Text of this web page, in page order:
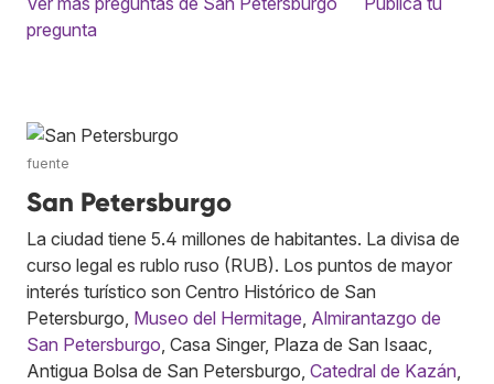
pregunta
fuente
San Petersburgo
La ciudad tiene 5.4 millones de habitantes. La divisa de
curso legal es rublo ruso (RUB). Los puntos de mayor
interés turístico son Centro Histórico de San
Petersburgo, Museo del Hermitage Almirantazgo de
San Petersburgo , Casa Singer, Plaza de San Isaac,
Antigua Bolsa de San Petersburgo, Catedral de Kazán